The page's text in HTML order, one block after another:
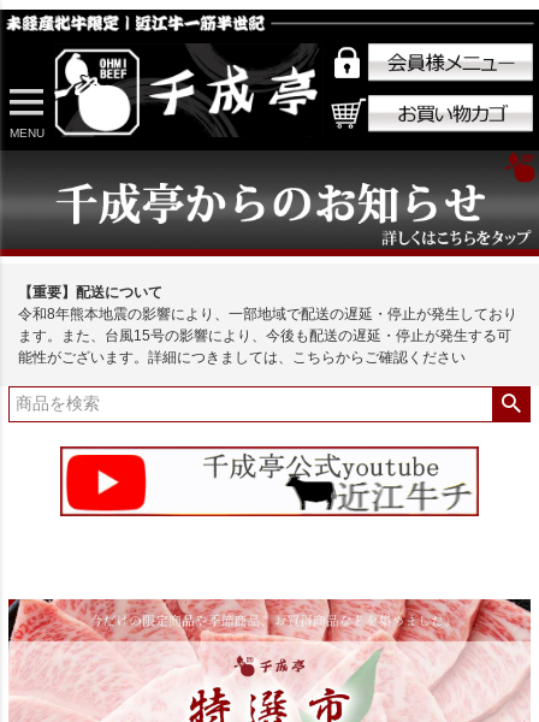
MENU
【重要】配送について
令和8年熊本地震の影響により、一部地域で配送の遅延・停止が発生しており
ます。また、台風15号の影響により、今後も配送の遅延・停止が発生する可
能性がございます。詳細につきましては、こちらからご確認ください